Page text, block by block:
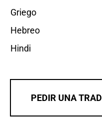
Griego
Hebreo
Hindi
PEDIR UNA